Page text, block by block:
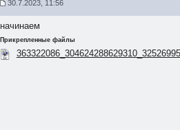
30.7.2023, 11:56
начинаем
Прикрепленные файлы